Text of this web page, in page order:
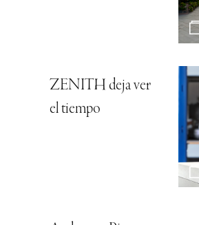
ZENITH deja ver
el tiempo